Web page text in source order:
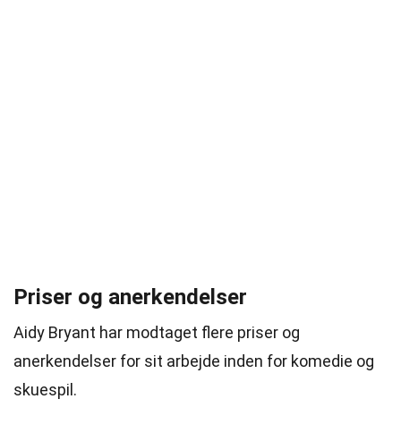
Priser og anerkendelser
Aidy Bryant har modtaget flere priser og
anerkendelser for sit arbejde inden for komedie og
skuespil.